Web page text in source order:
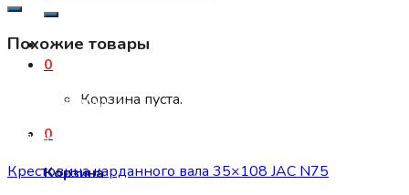
0
Корзина пуста.
0
Корзина
Похожие товары
Нет в наличии
Запасные части JAC
Крестовина карданного вала 35×108 JAC N75